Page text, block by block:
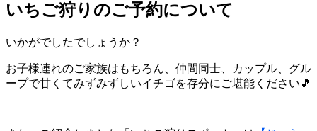
いちご狩りのご予約について
いかがでしたでしょうか？
お子様連れのご家族はもちろん、仲間同士、カップル、グル
ープで甘くてみずみずしいイチゴを存分にご堪能ください🎵